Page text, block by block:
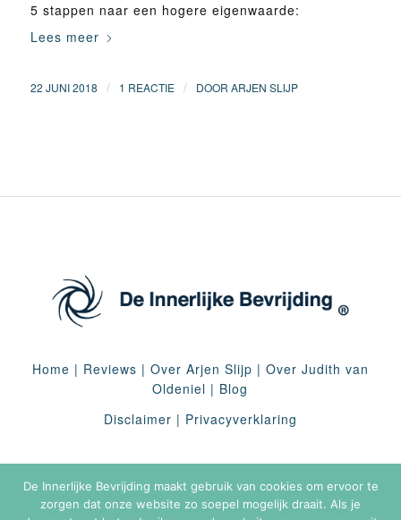
5 stappen naar een hogere eigenwaarde:
Lees meer
22 JUNI 2018 / 1 REACTIE / DOOR ARJEN SLIJP
Home | Reviews | Over Arjen Slijp | Over Judith van
Oldeniel | Blog
Disclaimer | Privacyverklaring
De Innerlijke Bevrijding maakt gebruik van cookies om ervoor te
zorgen dat onze website zo soepel mogelijk draait. Als je